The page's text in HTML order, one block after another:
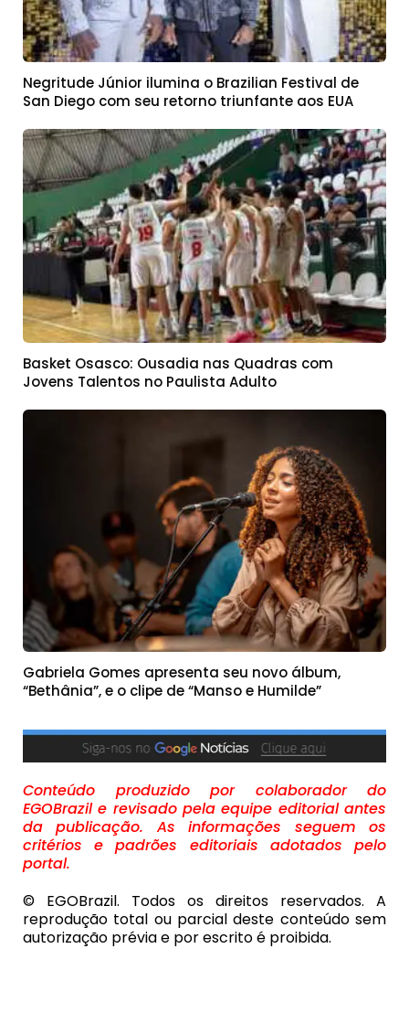
Negritude Júnior ilumina o Brazilian Festival de
San Diego com seu retorno triunfante aos EUA
Basket Osasco: Ousadia nas Quadras com
Jovens Talentos no Paulista Adulto
Gabriela Gomes apresenta seu novo álbum,
“Bethânia”, e o clipe de “Manso e Humilde”
Conteúdo produzido por colaborador do
EGOBrazil e revisado pela equipe editorial antes
da publicação. As informações seguem os
critérios e padrões editoriais adotados pelo
portal.
© EGOBrazil. Todos os direitos reservados. A
reprodução total ou parcial deste conteúdo sem
autorização prévia e por escrito é proibida.